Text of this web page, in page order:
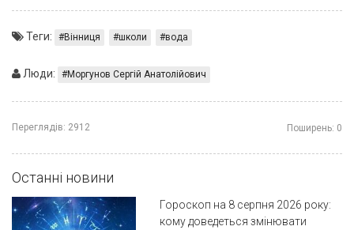
Теги: Вінниця школи вода
Люди: Моргунов Сергій Анатолійович
Переглядів: 2912 Поширень: 0
Останні новини
Гороскоп на 8 серпня 2026 року:
кому доведеться змінювати